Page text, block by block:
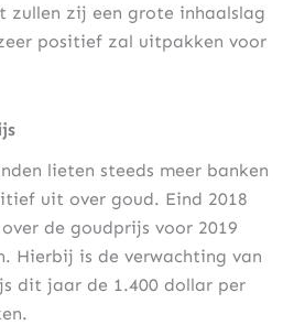
zij een grote inhaalslag
positief zal uitpakken voor
lieten steeds meer banken
uit over goud. Eind 2018
de goudprijs voor 2019
Hierbij is de verwachting van
dit jaar de 1.400 dollar per